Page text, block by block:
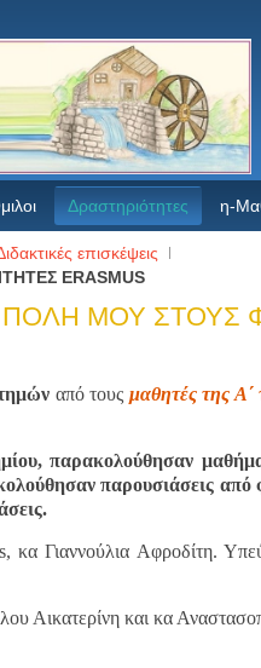
Δραστηριότητες η-
επισκέψεις
ERASMUS
ΜΟΥ ΣΤΟΥΣ
από τους μαθητές της
παρακολούθησαν
παρουσιάσεις από
κα Γιαννούλια Αφροδίτη.
Αικατερίνη και κα